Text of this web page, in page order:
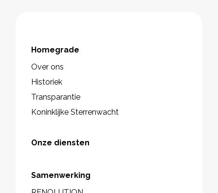
Homegrade
Over ons
Historiek
Transparantie
Koninklijke Sterrenwacht
Onze diensten
Samenwerking